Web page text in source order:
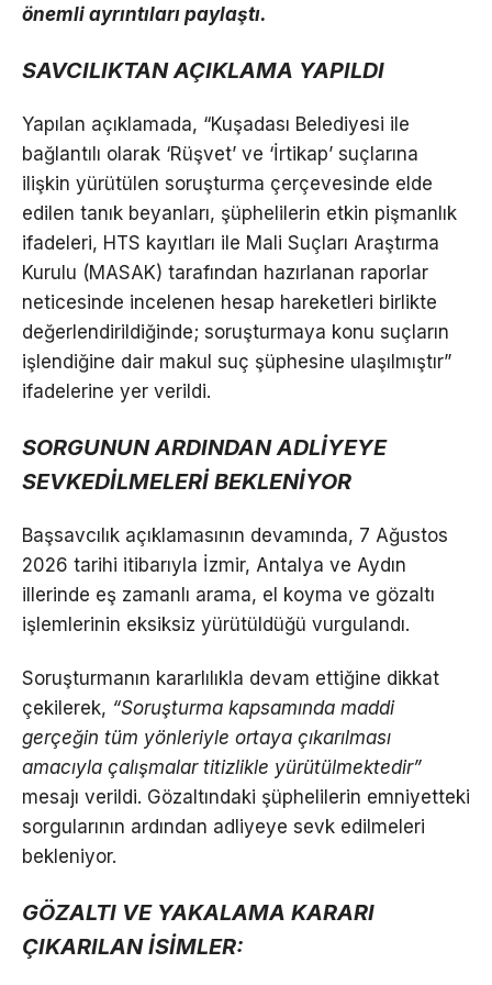
önemli ayrıntıları paylaştı.
SAVCILIKTAN AÇIKLAMA YAPILDI
Yapılan açıklamada, “Kuşadası Belediyesi ile
bağlantılı olarak ‘Rüşvet’ ve ‘İrtikap’ suçlarına
ilişkin yürütülen soruşturma çerçevesinde elde
edilen tanık beyanları, şüphelilerin etkin pişmanlık
ifadeleri, HTS kayıtları ile Mali Suçları Araştırma
Kurulu (MASAK) tarafından hazırlanan raporlar
neticesinde incelenen hesap hareketleri birlikte
değerlendirildiğinde; soruşturmaya konu suçların
işlendiğine dair makul suç şüphesine ulaşılmıştır”
ifadelerine yer verildi.
SORGUNUN ARDINDAN ADLİYEYE
SEVKEDİLMELERİ BEKLENİYOR
Başsavcılık açıklamasının devamında, 7 Ağustos
2026 tarihi itibarıyla İzmir, Antalya ve Aydın
illerinde eş zamanlı arama, el koyma ve gözaltı
işlemlerinin eksiksiz yürütüldüğü vurgulandı.
Soruşturmanın kararlılıkla devam ettiğine dikkat
çekilerek, “Soruşturma kapsamında maddi
gerçeğin tüm yönleriyle ortaya çıkarılması
amacıyla çalışmalar titizlikle yürütülmektedir”
mesajı verildi. Gözaltındaki şüphelilerin emniyetteki
sorgularının ardından adliyeye sevk edilmeleri
bekleniyor.
GÖZALTI VE YAKALAMA KARARI
ÇIKARILAN İSİMLER: